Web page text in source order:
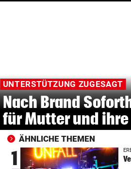
UNTERSTÜTZUNG ZUGESAGT
Nach Brand
für Mutter und
ÄHNLICHE THEMEN
1